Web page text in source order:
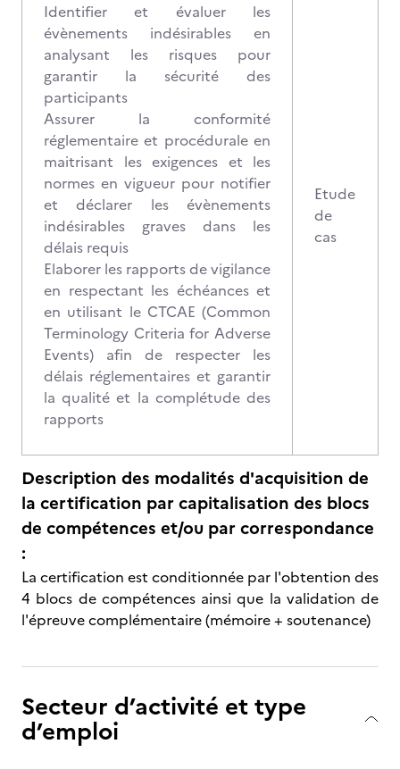
Identifier et évaluer les
évènements indésirables en
analysant les risques pour
garantir la sécurité des
participants
Assurer la conformité
réglementaire et procédurale en
maitrisant les exigences et les
normes en vigueur pour notifier
et déclarer les évènements
indésirables graves dans les
délais requis
Elaborer les rapports de vigilance
en respectant les échéances et
en utilisant le CTCAE (Common
Terminology Criteria for Adverse
Events) afin de respecter les
délais réglementaires et garantir
la qualité et la complétude des
rapports
Etude
de
cas
Description des modalités d'acquisition de
la certification par capitalisation des blocs
de compétences et/ou par correspondance
:
La certification est conditionnée par l'obtention des
4 blocs de compétences ainsi que la validation de
l'épreuve complémentaire (mémoire + soutenance)
Secteur d’activité et type
d’emploi